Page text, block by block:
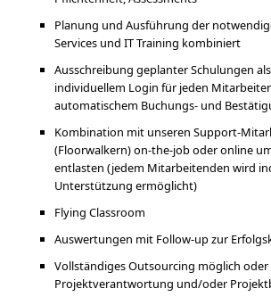
Planung und Ausführung der
Services und IT Training kombiniert
Ausschreibung geplanter Schulungen
individuellem Login für jeden
automatischem Buchungs- und
Kombination mit unseren Support-
(Floorwalkern) on-the-job oder online
entlasten (jedem Mitarbeitenden wird
Unterstützung ermöglicht)
Flying Classroom
Auswertungen mit Follow-up zur
Vollständiges Outsourcing möglich oder
Projektverantwortung und/oder